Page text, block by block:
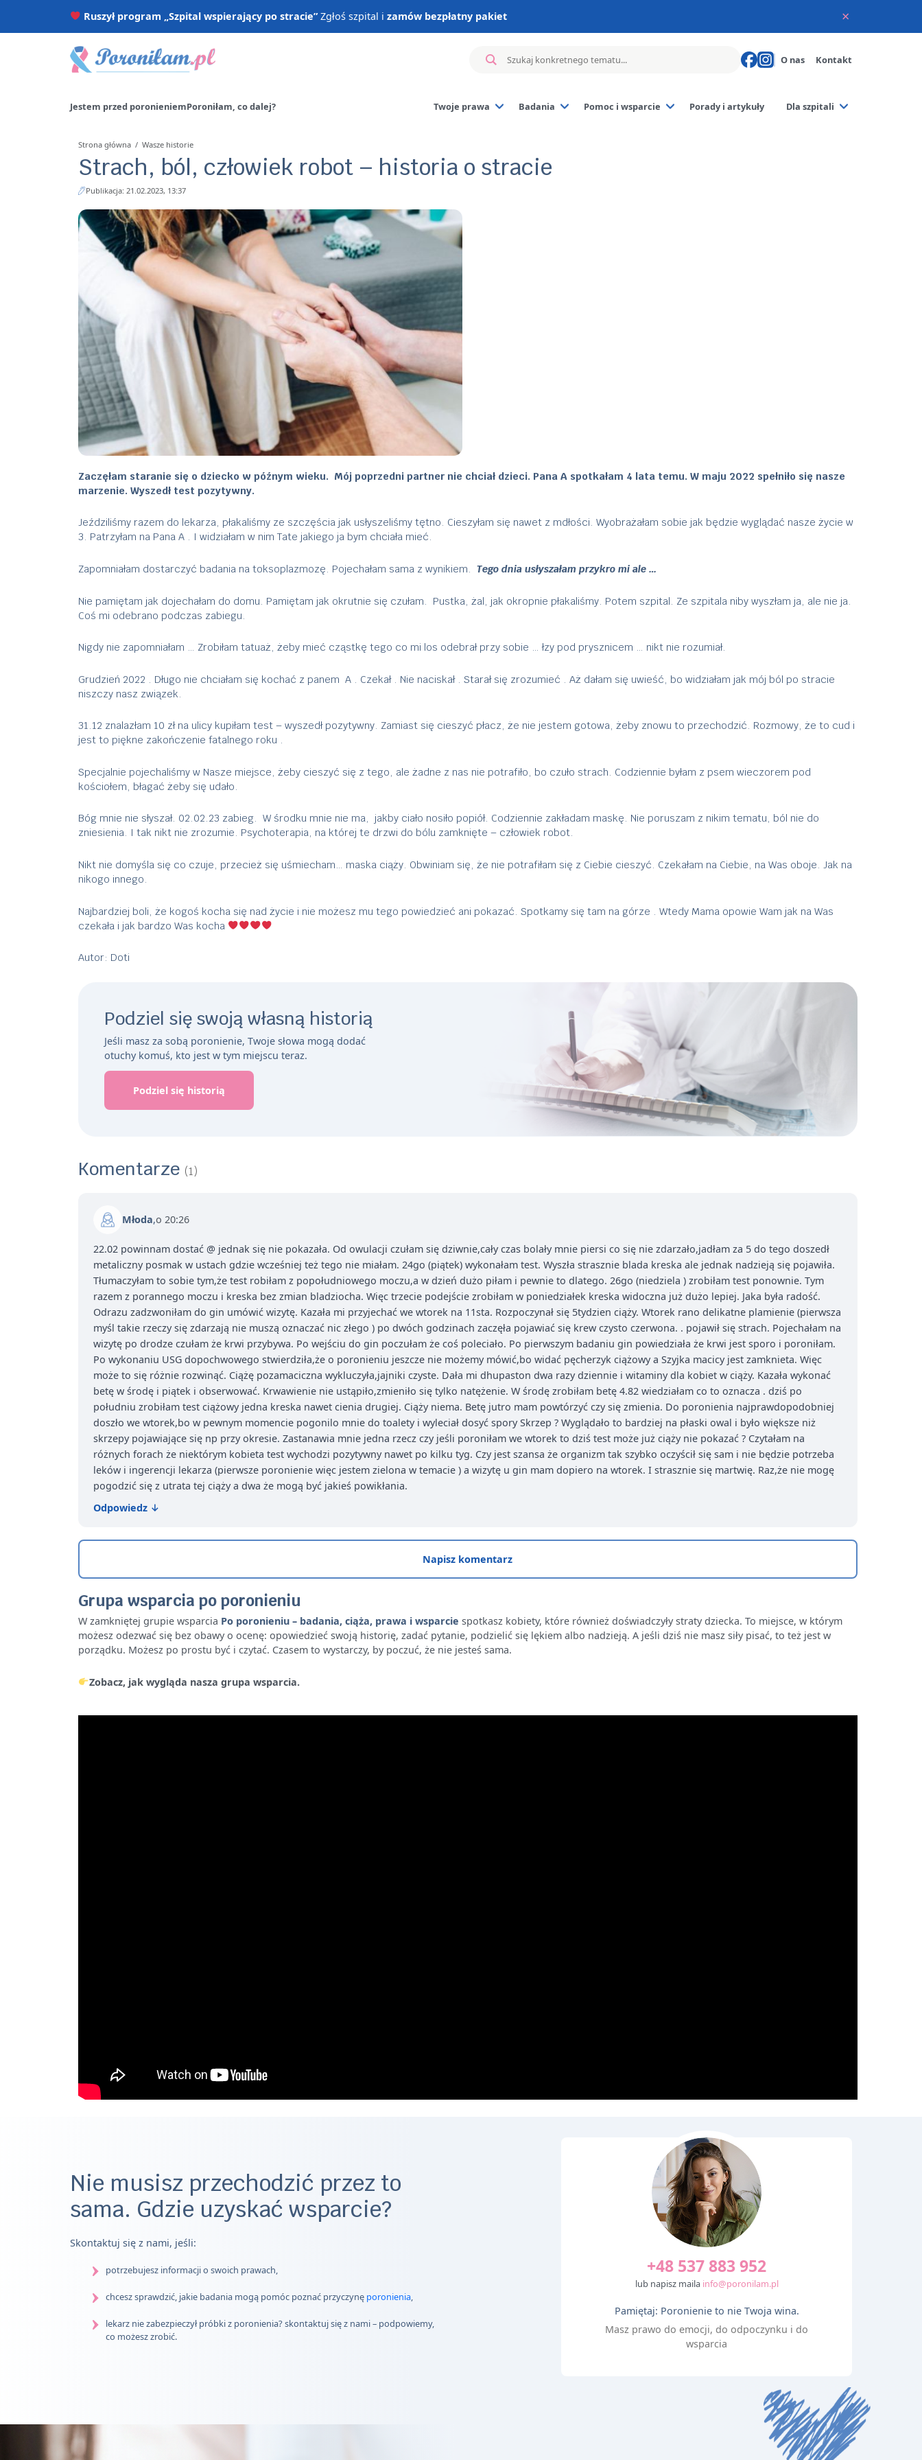
Ruszył program „Szpital wspierający po stracie” Zgłoś szpital izamów bezpłatny pakiet ×
O nas Kontakt
Jestem przed poronieniemPoroniłam, co dalej? Twoje prawa
Badania
Badania hormonalne
Pomoc i wsparcie Porady i artykuły Dla szpitali
Strona główna / Wasze historie
Strach, ból, człowiek robot – historia o stracie
Publikacja: 21.02.2023, 13:37
Zaczęłam staranie się o dziecko w późnym wieku. Mój poprzedni partner nie chciał dzieci. Pana A spotkałam 4 lata temu. W maju 2022 spełniło się nasze
marzenie. Wyszedł test pozytywny.
Jeździliśmy razem do lekarza, płakaliśmy ze szczęścia jak usłyszeliśmy tętno. Cieszyłam się nawet z mdłości. Wyobrażałam sobie jak będzie wyglądać nasze życie w
3. Patrzyłam na Pana A . I widziałam w nim Tate jakiego ja bym chciała mieć.
Zapomniałam dostarczyć badania na toksoplazmozę. Pojechałam sama z wynikiem. Tego dnia usłyszałam przykro mi ale …
Nie pamiętam jak dojechałam do domu. Pamiętam jak okrutnie się czułam. Pustka, żal, jak okropnie płakaliśmy. Potem szpital. Ze szpitala niby wyszłam ja, ale nie ja.
Coś mi odebrano podczas zabiegu.
Nigdy nie zapomniałam … Zrobiłam tatuaż, żeby mieć cząstkę tego co mi los odebrał przy sobie … łzy pod prysznicem … nikt nie rozumiał.
Grudzień 2022 . Długo nie chciałam się kochać z panem A . Czekał . Nie naciskał . Starał się zrozumieć . Aż dałam się uwieść, bo widziałam jak mój ból po stracie
niszczy nasz związek.
31.12 znalazłam 10 zł na ulicy kupiłam test – wyszedł pozytywny. Zamiast się cieszyć płacz, że nie jestem gotowa, żeby znowu to przechodzić. Rozmowy, że to cud i
jest to piękne zakończenie fatalnego roku .
Specjalnie pojechaliśmy w Nasze miejsce, żeby cieszyć się z tego, ale żadne z nas nie potrafiło, bo czuło strach. Codziennie byłam z psem wieczorem pod
kościołem, błagać żeby się udało.
Bóg mnie nie słyszał. 02.02.23 zabieg. W środku mnie nie ma, jakby ciało nosiło popiół. Codziennie zakładam maskę. Nie poruszam z nikim tematu, ból nie do
zniesienia. I tak nikt nie zrozumie. Psychoterapia, na której te drzwi do bólu zamknięte – człowiek robot.
Nikt nie domyśla się co czuje, przecież się uśmiecham… maska ciąży. Obwiniam się, że nie potrafiłam się z Ciebie cieszyć. Czekałam na Ciebie, na Was oboje. Jak na
nikogo innego.
Najbardziej boli, że kogoś kocha się nad życie i nie możesz mu tego powiedzieć ani pokazać. Spotkamy się tam na górze . Wtedy Mama opowie Wam jak na Was
czekała i jak bardzo Was kocha
Autor: Doti
Podziel się swoją własną historią
Jeśli masz za sobą poronienie, Twoje słowa mogą dodać
otuchy komuś, kto jest w tym miejscu teraz.
Podziel się historią
Komentarze (1)
Młoda,o 20:26
22.02 powinnam dostać @ jednak się nie pokazała. Od owulacji czułam się dziwnie,cały czas bolały mnie piersi co się nie zdarzało,jadłam za 5 do tego doszedł
metaliczny posmak w ustach gdzie wcześniej też tego nie miałam. 24go (piątek) wykonałam test. Wyszła strasznie blada kreska ale jednak nadzieją się pojawiła.
Tłumaczyłam to sobie tym,że test robiłam z popołudniowego moczu,a w dzień dużo piłam i pewnie to dlatego. 26go (niedziela ) zrobiłam test ponownie. Tym
razem z porannego moczu i kreska bez zmian bladziocha. Więc trzecie podejście zrobiłam w poniedziałek kreska widoczna już dużo lepiej. Jaka była radość.
Odrazu zadzwoniłam do gin umówić wizytę. Kazała mi przyjechać we wtorek na 11sta. Rozpoczynał się 5tydzien ciąży. Wtorek rano delikatne plamienie (pierwsza
myśl takie rzeczy się zdarzają nie muszą oznaczać nic złego ) po dwóch godzinach zaczęła pojawiać się krew czysto czerwona. . pojawił się strach. Pojechałam na
wizytę po drodze czułam że krwi przybywa. Po wejściu do gin poczułam że coś poleciało. Po pierwszym badaniu gin powiedziała że krwi jest sporo i poroniłam.
Po wykonaniu USG dopochwowego stwierdziła,że o poronieniu jeszcze nie możemy mówić,bo widać pęcherzyk ciążowy a Szyjka macicy jest zamknieta. Więc
może to się różnie rozwinąć. Ciążę pozamaciczna wykluczyła,jajniki czyste. Dała mi dhupaston dwa razy dziennie i witaminy dla kobiet w ciąży. Kazała wykonać
betę w środę i piątek i obserwować. Krwawienie nie ustąpiło,zmieniło się tylko natężenie. W środę zrobiłam betę 4.82 wiedziałam co to oznacza . dziś po
południu zrobiłam test ciążowy jedna kreska nawet cienia drugiej. Ciąży niema. Betę jutro mam powtórzyć czy się zmienia. Do poronienia najprawdopodobniej
doszło we wtorek,bo w pewnym momencie pogonilo mnie do toalety i wyleciał dosyć spory Skrzep ? Wyglądało to bardziej na płaski owal i było większe niż
skrzepy pojawiające się np przy okresie. Zastanawia mnie jedna rzecz czy jeśli poroniłam we wtorek to dziś test może już ciąży nie pokazać ? Czytałam na
różnych forach że niektórym kobieta test wychodzi pozytywny nawet po kilku tyg. Czy jest szansa że organizm tak szybko oczyścił się sam i nie będzie potrzeba
leków i ingerencji lekarza (pierwsze poronienie więc jestem zielona w temacie ) a wizytę u gin mam dopiero na wtorek. I strasznie się martwię. Raz,że nie mogę
pogodzić się z utrata tej ciąży a dwa że mogą być jakieś powikłania.
Odpowiedz ↓
Napisz komentarz
Grupa wsparcia po poronieniu
W zamkniętej grupie wsparcia Po poronieniu – badania, ciąża, prawa i wsparcie spotkasz kobiety, które również doświadczyły straty dziecka. To miejsce, w którym
możesz odezwać się bez obawy o ocenę: opowiedzieć swoją historię, zadać pytanie, podzielić się lękiem albo nadzieją. A jeśli dziś nie masz siły pisać, to też jest w
porządku. Możesz po prostu być i czytać. Czasem to wystarczy, by poczuć, że nie jesteś sama.
Zobacz, jak wygląda nasza grupa wsparcia.
Nie musisz przechodzić przez to
sama. Gdzie uzyskać wsparcie?
Skontaktuj się z nami, jeśli:
potrzebujesz informacji o swoich prawach,
chcesz sprawdzić, jakie badania mogą pomóc poznać przyczynę poronienia,
lekarz nie zabezpieczył próbki z poronienia? skontaktuj się z nami – podpowiemy,
co możesz zrobić.
+48 537 883 952
lub napisz maila info@poronilam.pl
Pamiętaj: Poronienie to nie Twoja wina.
Masz prawo do emocji, do odpoczynku i do
wsparcia